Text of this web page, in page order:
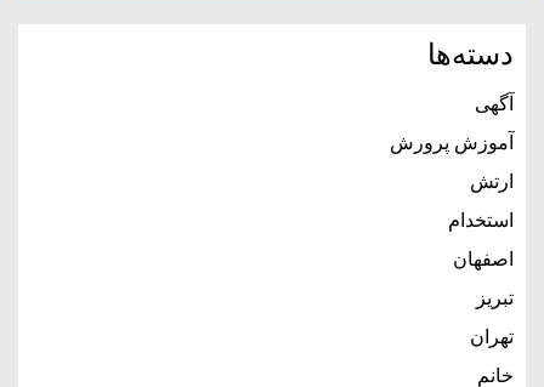
دسته‌ها
آگهی
آموزش پرورش
ارتش
استخدام
اصفهان
تبریز
تهران
خانم